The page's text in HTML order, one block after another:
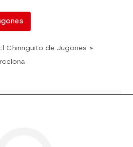
Chiringuito de Jugones »